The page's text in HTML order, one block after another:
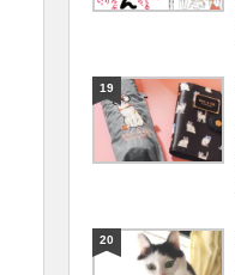
19
20